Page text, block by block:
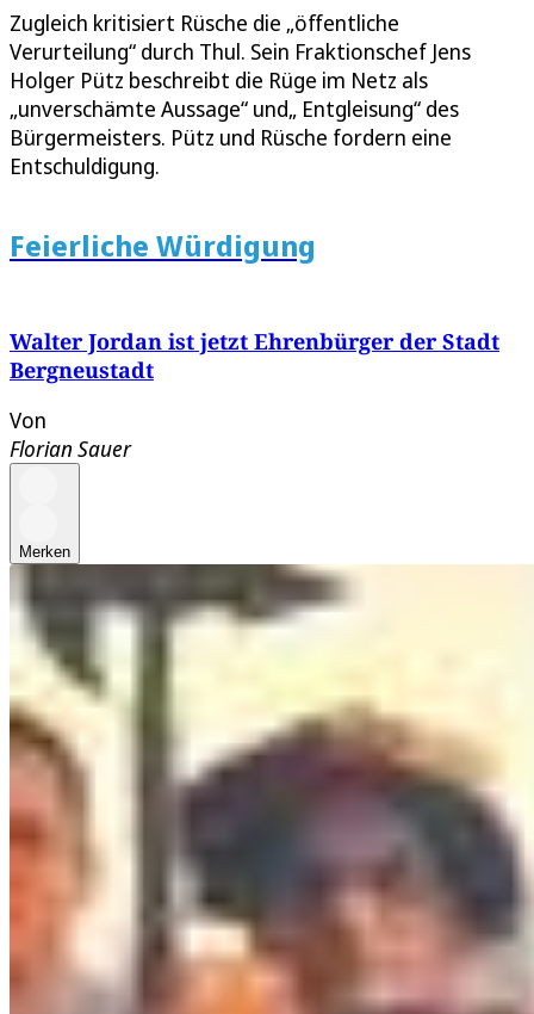
Zugleich kritisiert Rüsche die „öffentliche
Verurteilung“ durch Thul. Sein Fraktionschef Jens
Holger Pütz beschreibt die Rüge im Netz als
„unverschämte Aussage“ und„ Entgleisung“ des
Bürgermeisters. Pütz und Rüsche fordern eine
Entschuldigung.
Feierliche Würdigung
Walter Jordan ist jetzt Ehrenbürger der Stadt
Bergneustadt
Von
Florian Sauer
Merken